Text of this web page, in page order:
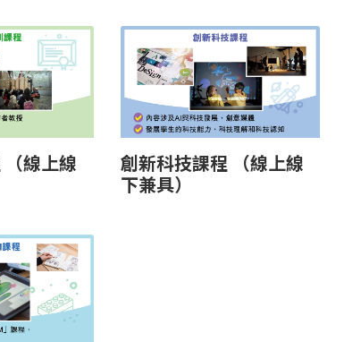
線上線
創新科技課程 （線上線
下兼具）